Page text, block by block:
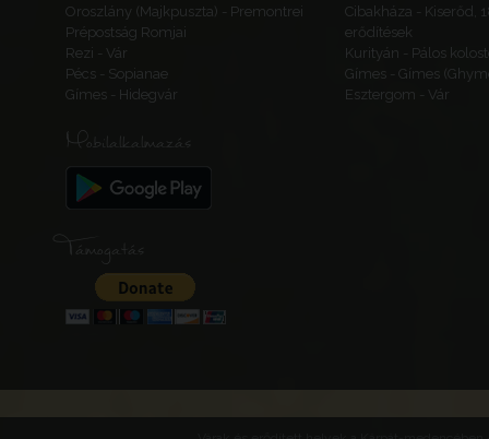
Oroszlány (Majkpuszta) - Premontrei
Prépostság Romjai
Cibakháza - Kiserőd,
erődítések
Rezi - Vár
Kurityán - Pálos
Pécs - Sopianae
Gímes - Gímes
Gímes - Hidegvár
Esztergom - Vár
Mobilalkalmazás
Támogatás